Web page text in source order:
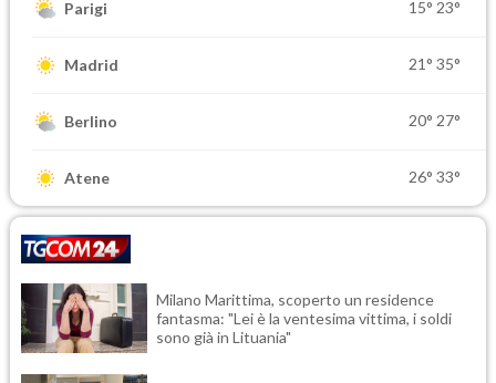
Parigi 15° 23°
Madrid 21° 35°
Berlino 20° 27°
Atene 26° 33°
Milano Marittima, scoperto un residence
fantasma: "Lei è la ventesima vittima, i soldi
sono già in Lituania"